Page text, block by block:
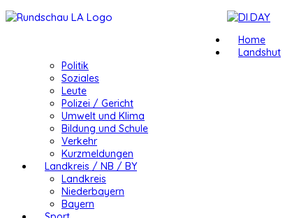
Home
Landshut
Politik
Soziales
Leute
Polizei / Gericht
Umwelt und Klima
Bildung und Schule
Verkehr
Kurzmeldungen
Landkreis / NB / BY
Landkreis
Niederbayern
Bayern